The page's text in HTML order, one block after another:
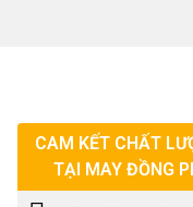
CAM KẾT CHẤT
TẠI MAY ĐỒNG